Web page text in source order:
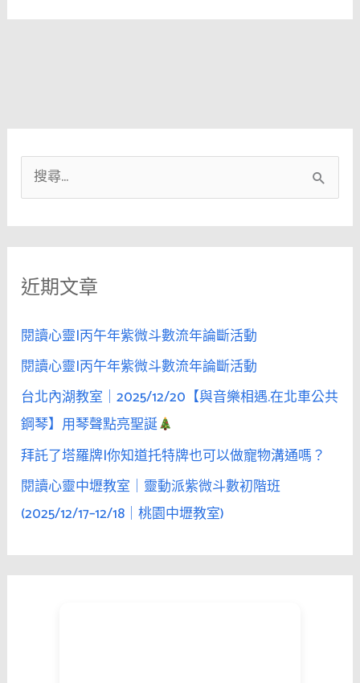
專
我
們
結
吧
色
尋
關
字
近期文章
閱讀心靈|丙午年紫微斗數流年論斷活動
閱讀心靈|丙午年紫微斗數流年論斷活動
台北內湖教室｜2025/12/20【與音樂相遇.在北車公共
鋼琴】用琴聲點亮聖誕
拜託了塔羅牌|你知道托特牌也可以做寵物溝通嗎？
閱讀心靈中壢教室｜靈動派紫微斗數初階班
(2025/12/17–12/18｜桃園中壢教室)